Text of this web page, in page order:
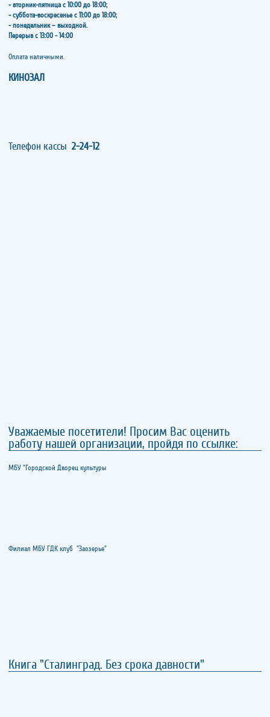
- вторник-пятница с 10:00 до 18:00;
- суббота-воскресенье с 11:00 до 18:00;
- понедельник – выходной.
Перерыв с 13:00 - 14:00
​​​​​​​Оплата наличными.
КИНОЗАЛ
Телефон кассы 2-24-12
Уважаемые посетители! Просим Вас оценить
работу нашей организации, пройдя по ссылке:
МБУ "Городской Дворец культуры
Филиал МБУ ГДК клуб "Заозерье"
Книга "Сталинград. Без срока давности"